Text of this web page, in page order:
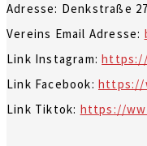
Adresse: Denkstraße
Vereins Email Adresse:
Link Instagram:https://
Link Facebook: https://
Link Tiktok: https://